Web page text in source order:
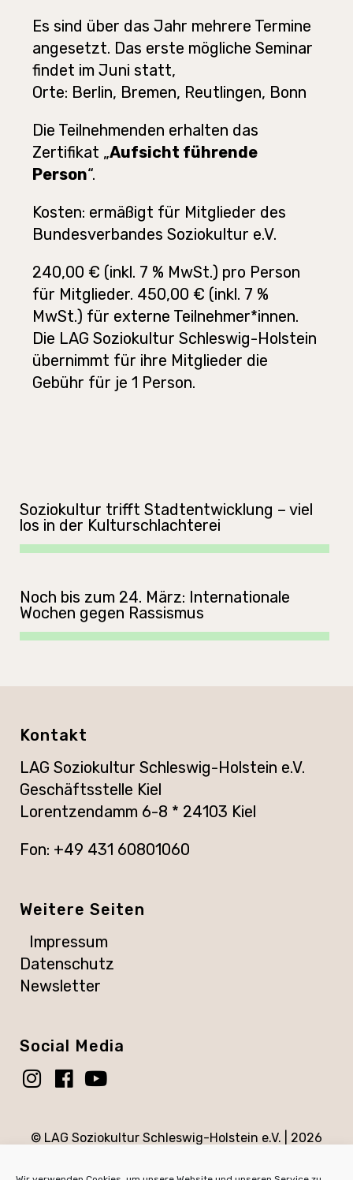
Es sind über das Jahr mehrere Termine
angesetzt. Das erste mögliche Seminar
findet im Juni statt,
Orte: Berlin, Bremen, Reutlingen, Bonn
Die Teilnehmenden erhalten das
Zertifikat „Aufsicht führende
Person“.
Kosten: ermäßigt für Mitglieder des
Bundesverbandes Soziokultur e.V.
240,00 € (inkl. 7 % MwSt.) pro Person
für Mitglieder. 450,00 € (inkl. 7 %
MwSt.) für externe Teilnehmer*innen.
Die LAG Soziokultur Schleswig-Holstein
übernimmt für ihre Mitglieder die
Gebühr für je 1 Person.
Soziokultur trifft Stadtentwicklung – viel
los in der Kulturschlachterei
Noch bis zum 24. März: Internationale
Wochen gegen Rassismus
Kontakt
LAG Soziokultur Schleswig-Holstein e.V.
Geschäftsstelle Kiel
Lorentzendamm 6-8 * 24103 Kiel
Fon: +49 431 60801060
Weitere Seiten
Impressum
Datenschutz
Newsletter
Social Media
© LAG Soziokultur Schleswig-Holstein e.V. | 2026